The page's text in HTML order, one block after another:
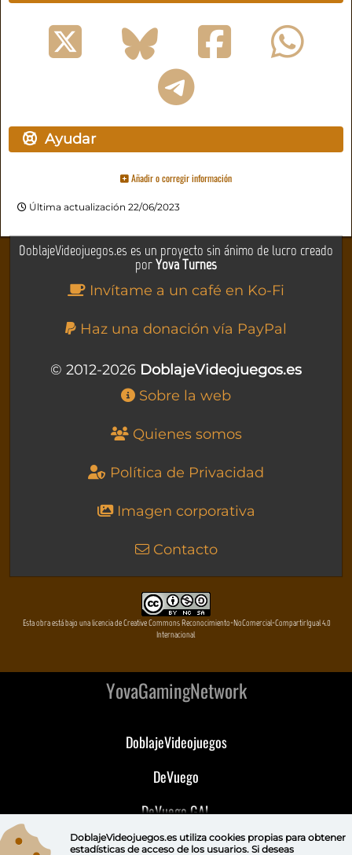
Ayudar
Añadir o corregir información
Última actualización 22/06/2023
DoblajeVideojuegos.es es un proyecto sin ánimo de lucro creado
porYova Turnes
Invítame a un café en Ko-Fi
Haz una donación vía PayPal
© 2012-2026 DoblajeVideojuegos.es
Sobre la web
Quienes somos
Política de Privacidad
Imagen corporativa
Contacto
Esta obra está bajo una licencia de Creative Commons Reconocimiento-NoComercial-CompartirIgual 4.0
Internacional
YovaGamingNetwork
DoblajeVideojuegos
DeVuego
DeVuego GAL
DeVuego LATAM
DoblajeVideojuegos.es utiliza cookies propiaspara obtener
estadísticas de acceso de los usuarios. Si deseas